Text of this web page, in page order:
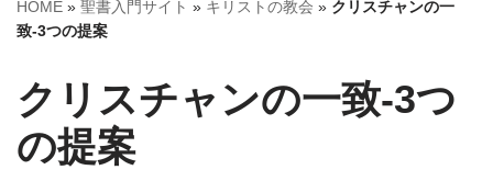
ス
プ
HOME » 聖書入門サイト » キリストの教会 » クリスチャンの一
致-3つの提案
クリスチャンの一致-3つ
の提案